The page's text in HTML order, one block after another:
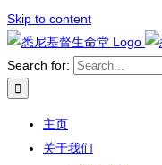
Skip to content
Search for:
主页
关于我们